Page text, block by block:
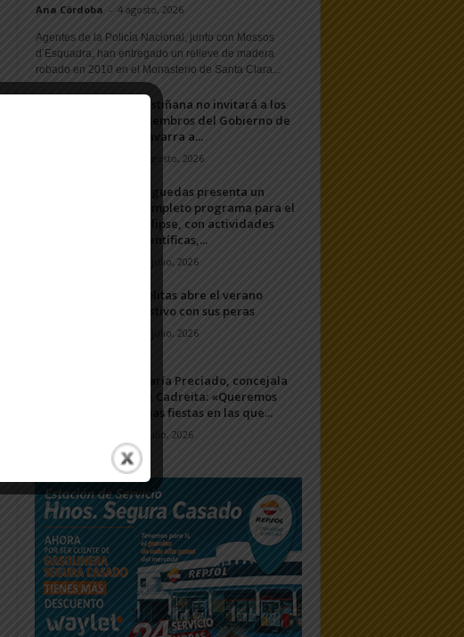
Ana Córdoba - 4 agosto, 2026
Agentes de la Policía Nacional, junto con Mossos
d’Esquadra, han entregado un relieve de madera
robado en 2010 en el Monasterio de Santa Clara...
Fustiñana no invitará a los
miembros del Gobierno de
Navarra a...
1 agosto, 2026
Arguedas presenta un
completo programa para el
eclipse, con actividades
científicas,...
20 julio, 2026
Ablitas abre el verano
festivo con sus peras
11 julio, 2026
María Preciado, concejala
de Cadreita: «Queremos
unas fiestas en las que...
7 julio, 2026